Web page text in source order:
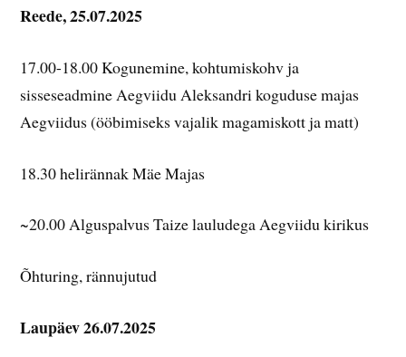
Reede, 25.07.2025
17.00-18.00 Kogunemine, kohtumiskohv ja
sisseseadmine Aegviidu Aleksandri koguduse majas
Aegviidus (ööbimiseks vajalik magamiskott ja matt)
18.30 helirännak Mäe Majas
~20.00 Alguspalvus Taize lauludega Aegviidu kirikus
Õhturing, rännujutud
Laupäev 26.07.2025